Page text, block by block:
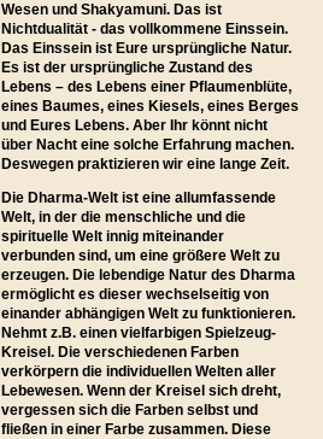
Wesen und Shakyamuni. Das ist
Nichtdualität - das vollkommene Einssein.
Das Einssein ist Eure ursprüngliche Natur.
Es ist der ursprüngliche Zustand des
Lebens – des Lebens einer Pflaumenblüte,
eines Baumes, eines Kiesels, eines Berges
und Eures Lebens. Aber Ihr könnt nicht
über Nacht eine solche Erfahrung machen.
Deswegen praktizieren wir eine lange Zeit.
Die Dharma-Welt ist eine allumfassende
Welt, in der die menschliche und die
spirituelle Welt innig miteinander
verbunden sind, um eine größere Welt zu
erzeugen. Die lebendige Natur des Dharma
ermöglicht es dieser wechselseitig von
einander abhängigen Welt zu funktionieren.
Nehmt z.B. einen vielfarbigen Spielzeug-
Kreisel. Die verschiedenen Farben
verkörpern die individuellen Welten aller
Lebewesen. Wenn der Kreisel sich dreht,
vergessen sich die Farben selbst und
fließen in einer Farbe zusammen. Diese